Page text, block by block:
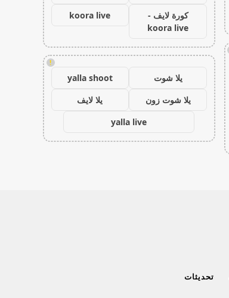
كورة لايف -
koora live
koora live
!
يلا شوت
yalla shoot
يلا شوت زون
يلا لايف
yalla live
تحديثات